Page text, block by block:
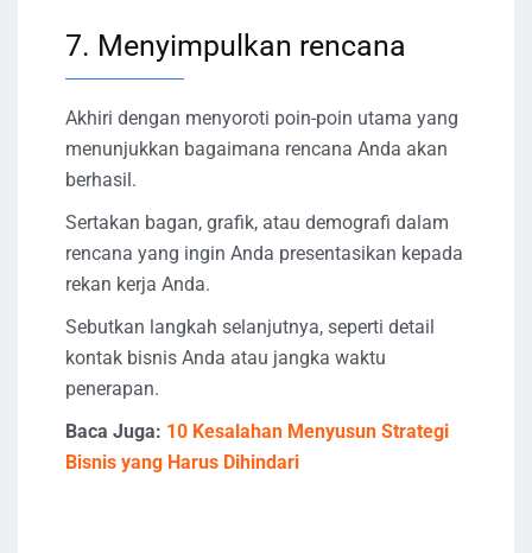
7. Menyimpulkan rencana
Akhiri dengan menyoroti poin-poin utama yang
menunjukkan bagaimana rencana Anda akan
berhasil.
Sertakan bagan, grafik, atau demografi dalam
rencana yang ingin Anda presentasikan kepada
rekan kerja Anda.
Sebutkan langkah selanjutnya, seperti detail
kontak bisnis Anda atau jangka waktu
penerapan.
Baca Juga: 10 Kesalahan Menyusun Strategi
Bisnis yang Harus Dihindari